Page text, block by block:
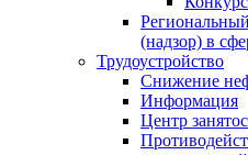
(надзор) в
Трудоустройство
Снижение
Информация
Центр